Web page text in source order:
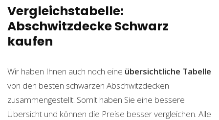
Vergleichstabelle:
Abschwitzdecke Schwarz
kaufen
Wir haben Ihnen auch noch eine übersichtliche Tabelle
von den besten schwarzen Abschwitzdecken
zusammengestellt. Somit haben Sie eine bessere
Übersicht und können die Preise besser vergleichen. Alle